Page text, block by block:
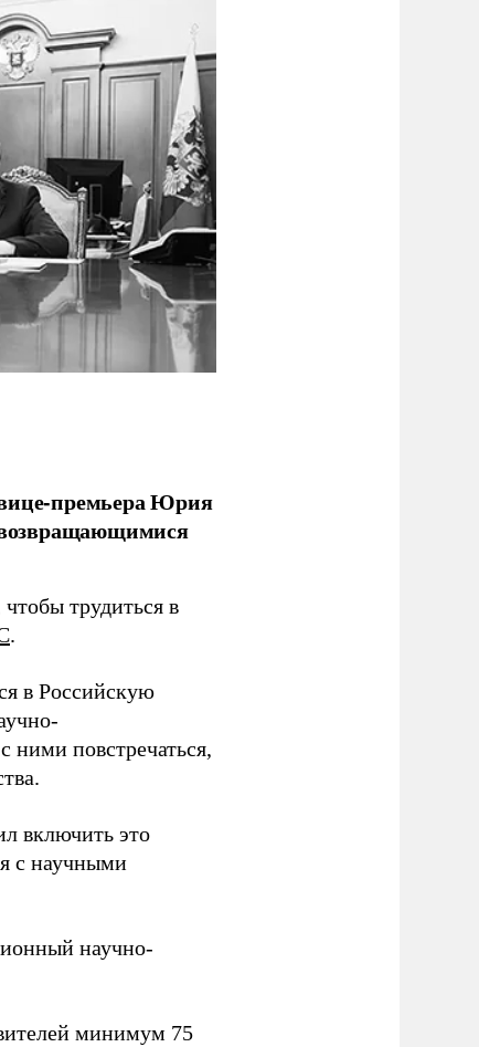
премьера Юрия
возвращающимися
трудиться в
.
в Российскую
ними повстречаться,
включить это
с научными
научно-
минимум 75